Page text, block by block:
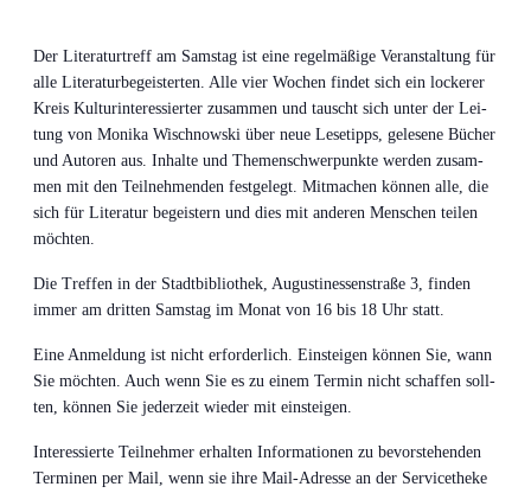
Der Lite­ra­tur­treff am Sams­tag ist eine regel­mä­ßi­ge Ver­an­stal­tung für
alle Lite­ra­tur­be­geis­ter­ten. Alle vier Wochen fin­det sich ein locke­rer
Kreis Kul­tur­in­ter­es­sier­ter zusam­men und tauscht sich unter der Lei­
tung von Moni­ka Wisch­now­ski über neue Lese­tipps, gele­se­ne Bücher
und Autoren aus. Inhal­te und The­men­schwer­punk­te wer­den zusam­
men mit den Teil­neh­men­den fest­ge­legt. Mit­ma­chen kön­nen alle, die
sich für Lite­ra­tur begeis­tern und dies mit ande­ren Men­schen tei­len
möchten.
Die Tref­fen in der Stadt­bi­blio­thek, Augus­ti­nes­sen­stra­ße 3, fin­den
immer am drit­ten Sams­tag im Monat von 16 bis 18 Uhr statt.
Eine Anmel­dung ist nicht erfor­der­lich. Ein­stei­gen kön­nen Sie, wann
Sie möch­ten. Auch wenn Sie es zu einem Ter­min nicht schaf­fen soll­
ten, kön­nen Sie jeder­zeit wie­der mit einsteigen.
Inter­es­sier­te Teil­neh­mer erhal­ten Infor­ma­tio­nen zu bevor­ste­hen­den
Ter­mi­nen per Mail, wenn sie ihre Mail-Adres­se an der Ser­vice­the­ke